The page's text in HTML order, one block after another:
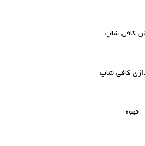
کافی شاپ
کافی شاپ
قهوه